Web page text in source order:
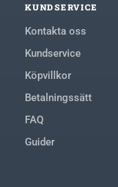
KUNDSERVICE
Kontakta oss
Kundservice
Köpvillkor
Betalningssätt
FAQ
Guider